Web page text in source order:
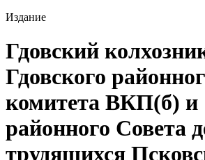
Издание
Гдовский
Гдовского
комитета ВКП(б) и
районного Совета
трудящихся